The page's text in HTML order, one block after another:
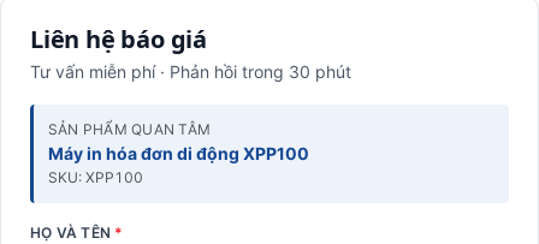
Liên hệ báo giá
Tư vấn miễn phí · Phản hồi trong 30 phút
SẢN PHẨM QUAN TÂM
Máy in hóa đơn di động XPP100
SKU: XPP100
HỌ VÀ TÊN *